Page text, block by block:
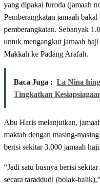
yang dipakai furoda (jamaah
Pemberangkatan jamaah
pemberangkatan. Sebanyak
untuk mengangkut jamaah
Makkah ke Padang Arafah.
Baca Juga : La Nina
Tingkatkan
Abu Haris melanjutkan,
maktab dengan masing-
berisi sekitar 3.000 jamaah haji.
“Jadi satu busnya berisi
secara taraddudi (bolak-